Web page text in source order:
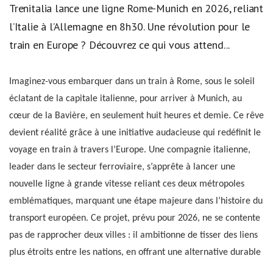
Trenitalia lance une ligne Rome-Munich en 2026, reliant
l’Italie à l’Allemagne en 8h30. Une révolution pour le
train en Europe ? Découvrez ce qui vous attend...
Imaginez-vous embarquer dans un train à Rome, sous le soleil
éclatant de la capitale italienne, pour arriver à Munich, au
cœur de la Bavière, en seulement huit heures et demie. Ce rêve
devient réalité grâce à une initiative audacieuse qui redéfinit le
voyage en train à travers l’Europe. Une compagnie italienne,
leader dans le secteur ferroviaire, s’apprête à lancer une
nouvelle ligne à grande vitesse reliant ces deux métropoles
emblématiques, marquant une étape majeure dans l’histoire du
transport européen. Ce projet, prévu pour 2026, ne se contente
pas de rapprocher deux villes : il ambitionne de tisser des liens
plus étroits entre les nations, en offrant une alternative durable